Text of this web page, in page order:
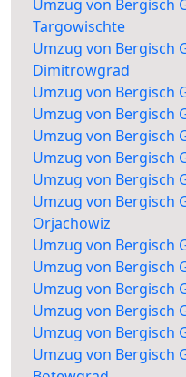
Umzug von Bergisch
Targowischte
Umzug von Bergisch
Dimitrowgrad
Umzug von Bergisch
Umzug von Bergisch
Umzug von Bergisch
Umzug von Bergisch
Umzug von Bergisch
Umzug von Bergisch
Orjachowiz
Umzug von Bergisch
Umzug von Bergisch
Umzug von Bergisch
Umzug von Bergisch
Umzug von Bergisch
Umzug von Bergisch